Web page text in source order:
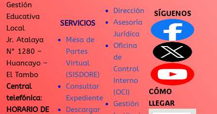
Gestión
Educativa
Local
Jr. Atalaya
N° 1280 –
Huancayo –
El Tambo
Central
telefónica:
HORARIO DE
SERVICIOS
Mesa de
Partes
Virtual
(SISDORE)
Consultar
Expediente
Descargar
Dirección
Asesoría
Jurídica
Oficina
de
Control
Interno
(OCI)
Gestión
SÍGUENOS
CÓMO
LLEGAR